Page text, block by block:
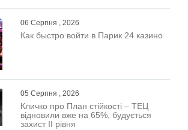
06 Серпня , 2026
Как быстро войти в Парик 24 казино
05 Серпня , 2026
Кличко про План стійкості – ТЕЦ
відновили вже на 65%, будується
захист ІІ рівня